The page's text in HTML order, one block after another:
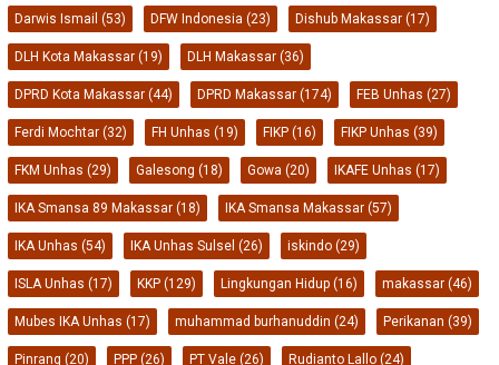
Darwis Ismail (53) DFW Indonesia (23) Dishub Makassar (17)
DLH Kota Makassar (19) DLH Makassar (36)
DPRD Kota Makassar (44) DPRD Makassar (174) FEB Unhas (27)
Ferdi Mochtar (32) FH Unhas (19) FIKP (16) FIKP Unhas (39)
FKM Unhas (29) Galesong (18) Gowa (20) IKAFE Unhas (17)
IKA Smansa 89 Makassar (18) IKA Smansa Makassar (57)
IKA Unhas (54) IKA Unhas Sulsel (26) iskindo (29)
ISLA Unhas (17) KKP (129) Lingkungan Hidup (16) makassar (46)
Mubes IKA Unhas (17) muhammad burhanuddin (24) Perikanan (39)
Pinrang (20) PPP (26) PT Vale (26) Rudianto Lallo (24)